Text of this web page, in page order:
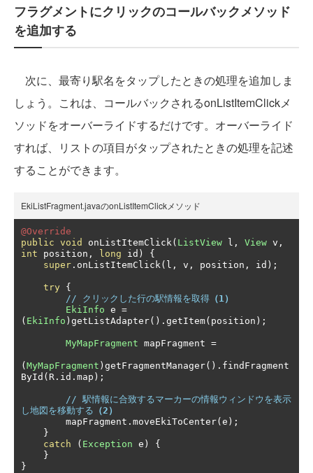
フラグメントにクリックのコールバックメソッド
を追加する
次に、最寄り駅名をタップしたときの処理を追加しま
しょう。これは、コールバックされるonListItemClickメ
ソッドをオーバーライドするだけです。オーバーライド
すれば、リストの項目がタップされたときの処理を記述
することができます。
EkiListFragment.javaのonListItemClickメソッド
@Override
public void onListItemClick( ListView l , View v ,
int position , long id )
{
super . onListItemClick( l , v , position , id );
try
{
// クリックした行の駅情報を取得 （1）
EkiInfo e =
( EkiInfo ) getListAdapter(). getItem( position );
MyMapFragment mapFragment =
( MyMapFragment ) getFragmentManager(). findFragment
ById ( R . id . map );
// 駅情報に合致するマーカーの情報ウィンドウを表示
し地図を移動する （2）
        mapFragment
. moveEkiToCenter( e );
}
catch
( Exception e )
{
}
}